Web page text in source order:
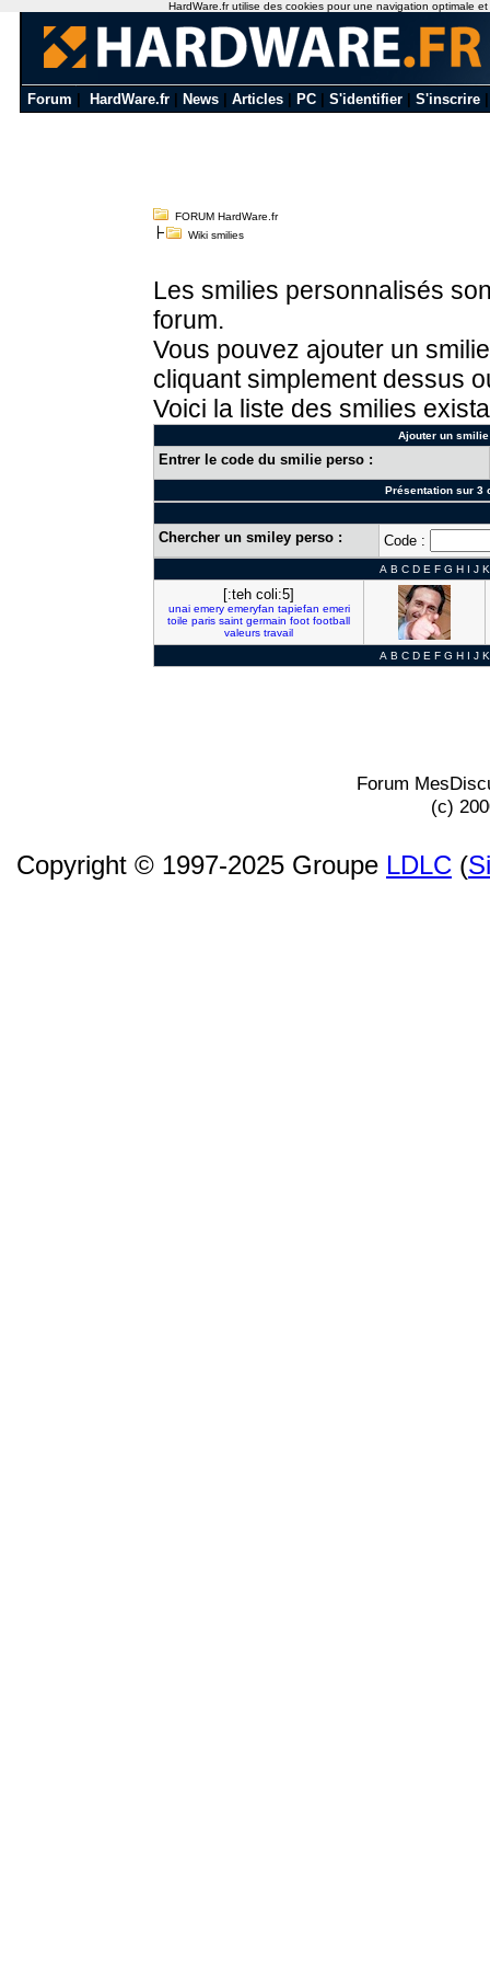
Forum HardWare.fr News Articles PC S'identifier S'inscrire
FORUM HardWare.fr
Wiki smilies
Les smilies personnalisés
forum.
Vous pouvez ajouter un
cliquant simplement dessus
Voici la liste des smilies
Ajouter un
Entrer le code du smilie perso :
Présentation sur 3
Chercher un smiley perso : Code :
A B C D E F G H I J K
[:teh coli:5]
unai emery emeryfan tapiefan emeri
toile paris saint germain foot football
valeurs travail
A B C D E F G H I J K
Forum
(c)
Copyright © 1997-2025 Groupe LDLC (
HardWare.fr utilise des cookies pour une navigation optimale